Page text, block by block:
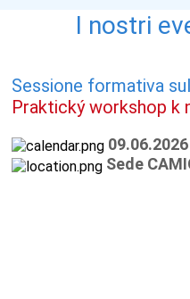
I nostri
Sessione formativa
Praktický workshop k
09.06.2026
Sede